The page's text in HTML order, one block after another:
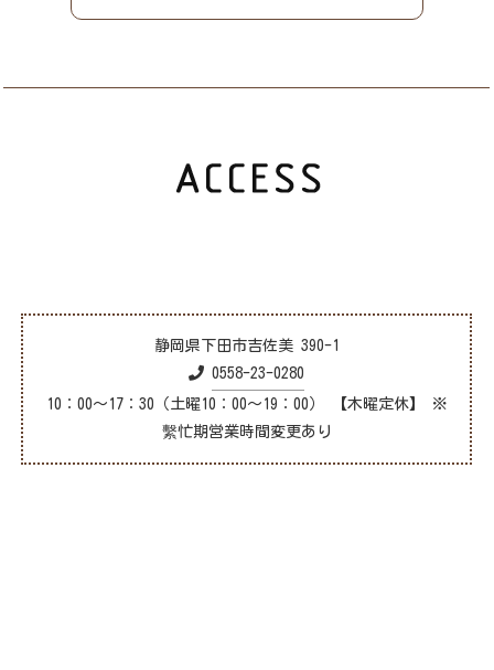
静岡県下田市吉佐美 390-1
0558-23-0280
10：00～17：30（土曜10：00～19：00） 【木曜定休】 ※
繫忙期営業時間変更あり